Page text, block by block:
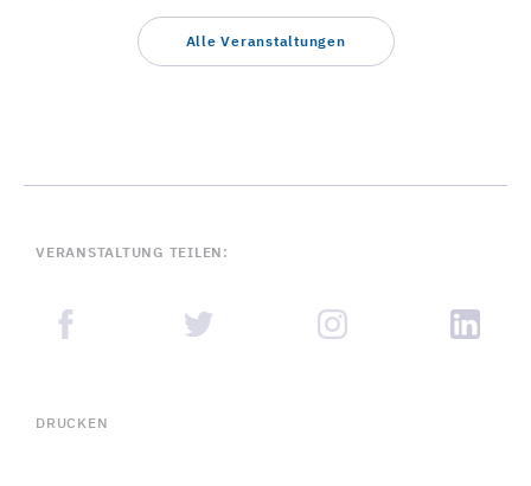
Alle Veranstaltungen
VERANSTALTUNG TEILEN:
DRUCKEN